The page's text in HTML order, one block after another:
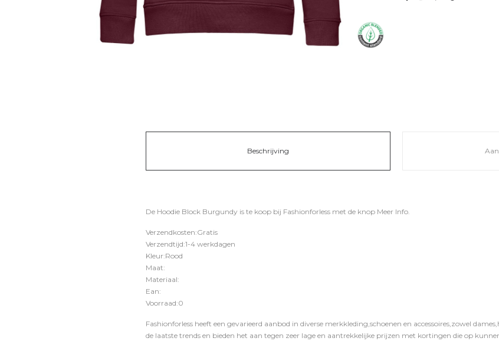
Beschrijving
De Hoodie Block Burgundy is te koop bij Fashionforless met de knop Meer Info.
Verzendkosten:Gratis
Verzendtijd:1-4 werkdagen
Kleur:Rood
Maat:
Materiaal:
Ean:
Voorraad:0
Fashionforless heeft een gevarieerd aanbod in diverse merkkleding,schoenen en accessoires,zowel
de laatste trends en bieden het aan tegen zeer lage en aantrekkelijke prijzen met kortingen die op